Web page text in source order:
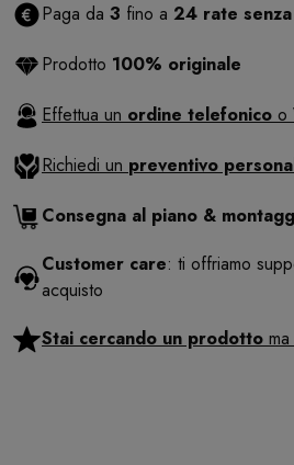
Paga da 3 fino a 24 rate
Prodotto 100% originale
Effettua un ordine telefonico o
Richiedi un preventivo
Consegna al piano &
Customer care: ti offriamo
acquisto
Stai cercando un prodotto